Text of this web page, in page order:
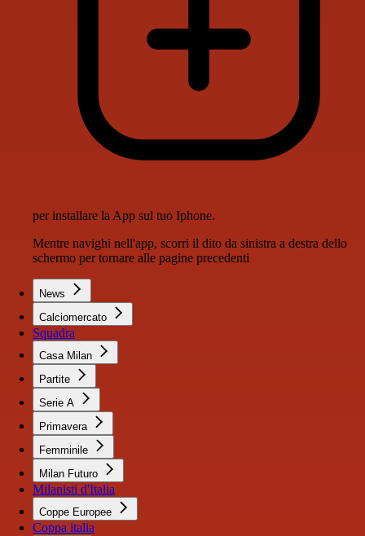
per installare la App sul tuo Iphone.
Mentre navighi nell'app, scorri il dito da sinistra a destra dello
schermo per tornare alle pagine precedenti
News
Calciomercato
Squadra
Casa Milan
Partite
Serie A
Primavera
Femminile
Milan Futuro
Milanisti d'Italia
Coppe Europee
Coppa italia